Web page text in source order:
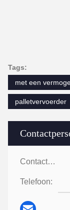
Contactpersonen:
Telefoon:
Tags:
met een
palletvervoerder